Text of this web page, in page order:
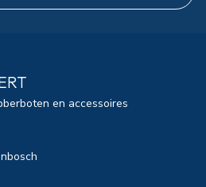
en accessoires